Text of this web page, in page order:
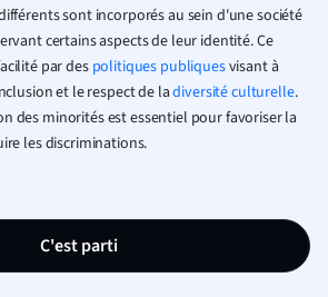
sont incorporés au sein d'une société
certains aspects de leur identité. Ce
par des politiques publiquesvisant à
et le respect de ladiversité culturelle.
des minorités est essentiel pour favoriser la
les discriminations.
C'est parti